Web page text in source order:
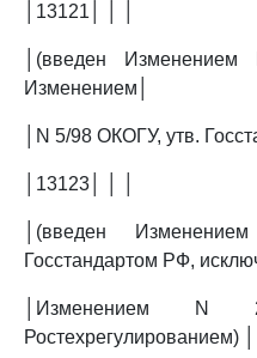
│13121│ │ │
│(введен
Изменением│
│N 5/98 ОКОГУ, утв.
│13123│ │ │
│(введен
Госстандартом РФ,
│Изменением N
Ростехрегулированием) │